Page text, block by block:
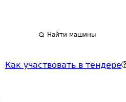
Найти машины
Как участвовать в тендере